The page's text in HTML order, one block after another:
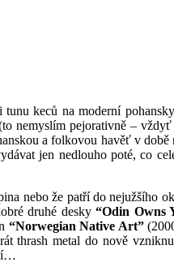
keců na moderní
nemyslím pejorativně –
a folkovou havěť v
jen nedlouho poté, co
nebo že patří do nejužšího
druhé desky“Odin Owns
“Norwegian Native Art”
thrash metal do nově